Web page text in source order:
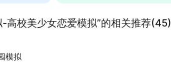
-高校美少女恋爱模拟”的相关推荐(45)
模拟